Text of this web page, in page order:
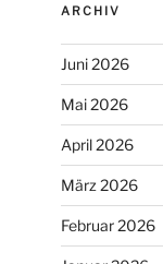
ARCHIV
Juni 2026
Mai 2026
April 2026
März 2026
Februar 2026